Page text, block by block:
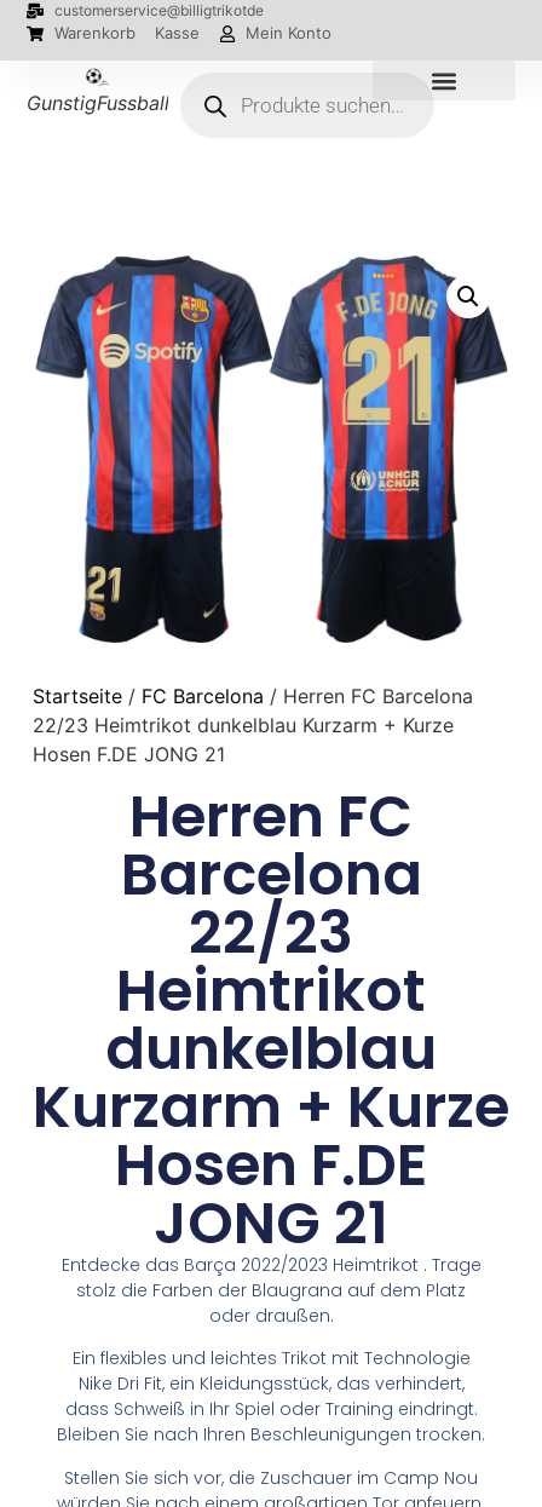
customerservice@billigtrikotde
Warenkorb Kasse Mein Konto
GunstigFussballTrikot
Startseite/ FC Barcelona / Herren FC Barcelona
22/23 Heimtrikot dunkelblau Kurzarm + Kurze
Hosen F.DE JONG 21
Herren FC
Barcelona
22/23
Heimtrikot
dunkelblau
Kurzarm + Kurze
Hosen F.DE
JONG 21
Entdecke das Barça 2022/2023 Heimtrikot . Trage
stolz die Farben der Blaugrana auf dem Platz
oder draußen.
Ein flexibles und leichtes Trikot mit Technologie
Nike Dri Fit, ein Kleidungsstück, das verhindert,
dass Schweiß in Ihr Spiel oder Training eindringt.
Bleiben Sie nach Ihren Beschleunigungen trocken.
Stellen Sie sich vor, die Zuschauer im Camp Nou